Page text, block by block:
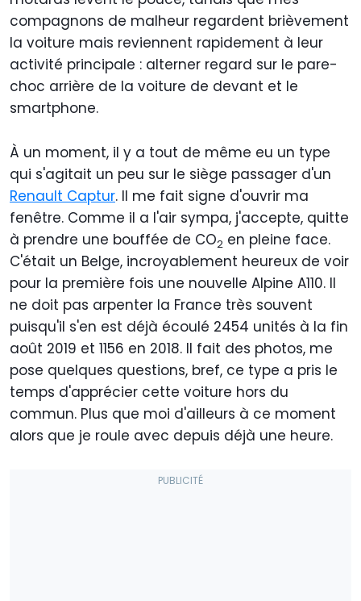
compagnons de malheur regardent brièvement
la voiture mais reviennent rapidement à leur
activité principale : alterner regard sur le pare-
choc arrière de la voiture de devant et le
smartphone.
À un moment, il y a tout de même eu un type
qui s'agitait un peu sur le siège passager d'un
Renault Captur. Il me fait signe d'ouvrir ma
fenêtre. Comme il a l'air sympa, j'accepte, quitte
à prendre une bouffée de CO2 en pleine face.
C'était un Belge, incroyablement heureux de voir
pour la première fois une nouvelle Alpine A110. Il
ne doit pas arpenter la France très souvent
puisqu'il s'en est déjà écoulé 2454 unités à la fin
août 2019 et 1156 en 2018. Il fait des photos, me
pose quelques questions, bref, ce type a pris le
temps d'apprécier cette voiture hors du
commun. Plus que moi d'ailleurs à ce moment
alors que je roule avec depuis déjà une heure.